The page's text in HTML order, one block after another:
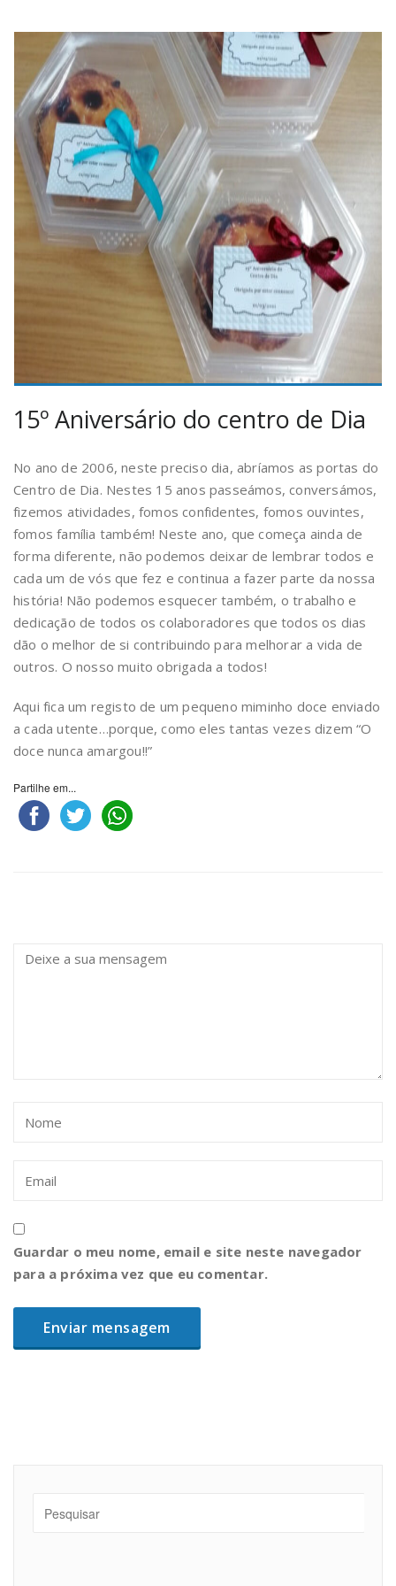
15º Aniversário do centro de Dia
No ano de 2006, neste preciso dia, abríamos as portas do
Centro de Dia. Nestes 15 anos passeámos, conversámos,
fizemos atividades, fomos confidentes, fomos ouvintes,
fomos família também! Neste ano, que começa ainda de
forma diferente, não podemos deixar de lembrar todos e
cada um de vós que fez e continua a fazer parte da nossa
história! Não podemos esquecer também, o trabalho e
dedicação de todos os colaboradores que todos os dias
dão o melhor de si contribuindo para melhorar a vida de
outros. O nosso muito obrigada a todos!
Aqui fica um registo de um pequeno miminho doce enviado
a cada utente…porque, como eles tantas vezes dizem “O
doce nunca amargou!!”
Partilhe em...
Guardar o meu nome, email e site neste navegador
para a próxima vez que eu comentar.